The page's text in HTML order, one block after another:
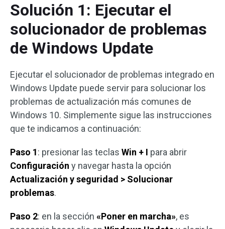
Solución 1: Ejecutar el
solucionador de problemas
de Windows Update
Ejecutar el solucionador de problemas integrado en
Windows Update puede servir para solucionar los
problemas de actualización más comunes de
Windows 10. Simplemente sigue las instrucciones
que te indicamos a continuación:
Paso 1: presionar las teclas Win + I para abrir
Configuración y navegar hasta la opción
Actualización y seguridad > Solucionar
problemas.
Paso 2: en la sección «Poner en marcha», es